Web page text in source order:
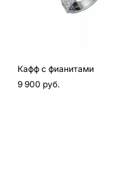
Кафф с фианитами
9 900 pуб.